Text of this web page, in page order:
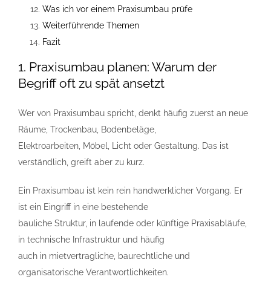
Was ich vor einem Praxisumbau prüfe
Weiterführende Themen
Fazit
1. Praxisumbau planen: Warum der
Begriff oft zu spät ansetzt
Wer von Praxisumbau spricht, denkt häufig zuerst an neue
Räume, Trockenbau, Bodenbeläge,
Elektroarbeiten, Möbel, Licht oder Gestaltung. Das ist
verständlich, greift aber zu kurz.
Ein Praxisumbau ist kein rein handwerklicher Vorgang. Er
ist ein Eingriff in eine bestehende
bauliche Struktur, in laufende oder künftige Praxisabläufe,
in technische Infrastruktur und häufig
auch in mietvertragliche, baurechtliche und
organisatorische Verantwortlichkeiten.